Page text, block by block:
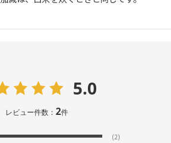
5.0
レビュー件数：2件
(2)